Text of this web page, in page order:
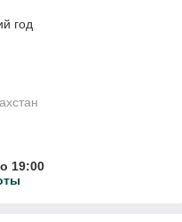
всеми эмоциями и
относятся к
атрибуты той или иной
конечно же является
то есть сюда можно
с тем, существенно
привыкает к одной
вот всем этим
мягкие игрушки Aurora!
год
19:00